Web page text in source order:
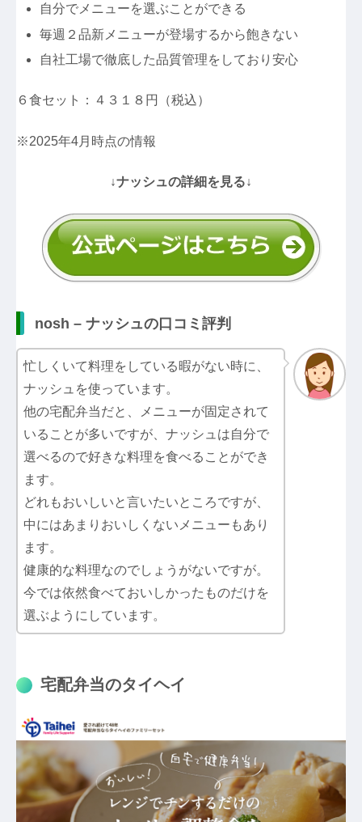
自分でメニューを選ぶことができる
毎週２品新メニューが登場するから飽きない
自社工場で徹底した品質管理をしており安心
６食セット：４３１８円（税込）
※2025年4月時点の情報
↓ナッシュの詳細を見る↓
nosh – ナッシュの口コミ評判
忙しくいて料理をしている暇がない時に、
ナッシュを使っています。
他の宅配弁当だと、メニューが固定されて
いることが多いですが、ナッシュは自分で
選べるので好きな料理を食べることができ
ます。
どれもおいしいと言いたいところですが、
中にはあまりおいしくないメニューもあり
ます。
健康的な料理なのでしょうがないですが。
今では依然食べておいしかったものだけを
選ぶようにしています。
宅配弁当のタイヘイ